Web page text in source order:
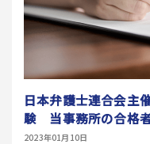
日本弁護士連合会主
験 当事務所の合格
2023年01月10日